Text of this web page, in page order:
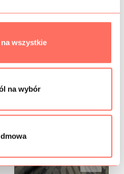
wszystkie
na wybór
produkty